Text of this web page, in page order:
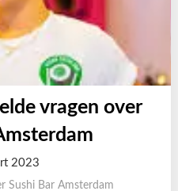
vragen over
2023
Sushi Bar Amsterdam